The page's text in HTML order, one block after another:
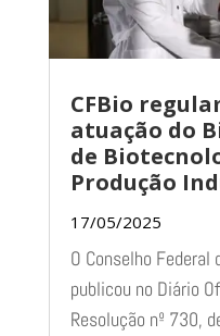
CFBio
atuação do
de
Produção
17/05/2025
O Conselho Federal
publicou no Diário
Resolução nº 730,